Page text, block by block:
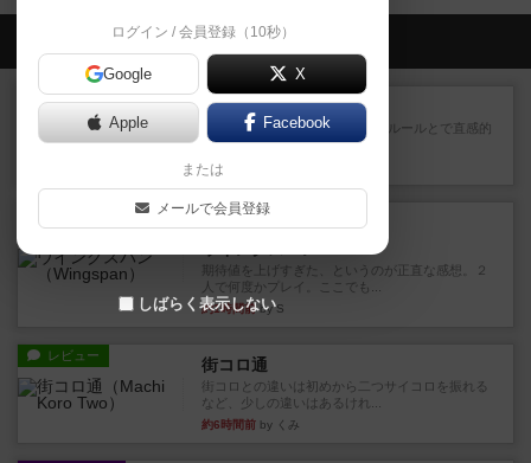
会員の新しい投稿
レビュー エージェントアベニュー
追いついたら勝ち。シンプルな ルールとで直感的
な 目的で、ボドゲ慣れし...
11分前
期待値を上げすぎた、というのが正直な感想。２
人で何度かプレイ。ここでも...
約1時間前by S
レビュー 街コロ通
街コロとの違いは初めから二つサイコロを振れる
など、少しの違いはあるけれ...
約6時間前 by くみ
ログイン / 会員登録（10秒）
Google X
Apple Facebook
または
メールで会員登録
しばらく表示しない